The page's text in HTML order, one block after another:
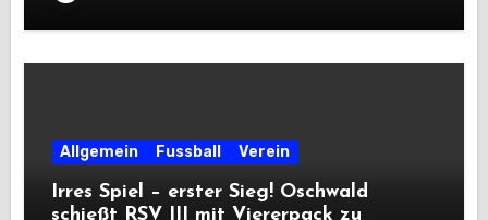
Allgemein Fussball Verein
Irres Spiel – erster Sieg! Oschwald
schießt RSV III mit Viererpack zu